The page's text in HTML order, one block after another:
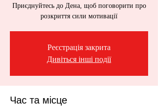
Приєднуйтесь до Дена, щоб поговорити про
розкриття сили мотивації
Реєстрація закрита
Дивіться інші події
Час та місце